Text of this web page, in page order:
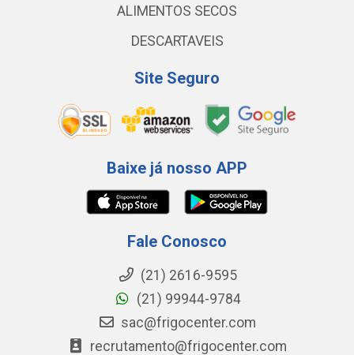
ALIMENTOS SECOS
DESCARTAVEIS
Site Seguro
Baixe já nosso APP
Fale Conosco
(21) 2616-9595
(21) 99944-9784
sac@frigocenter.com
recrutamento@frigocenter.com